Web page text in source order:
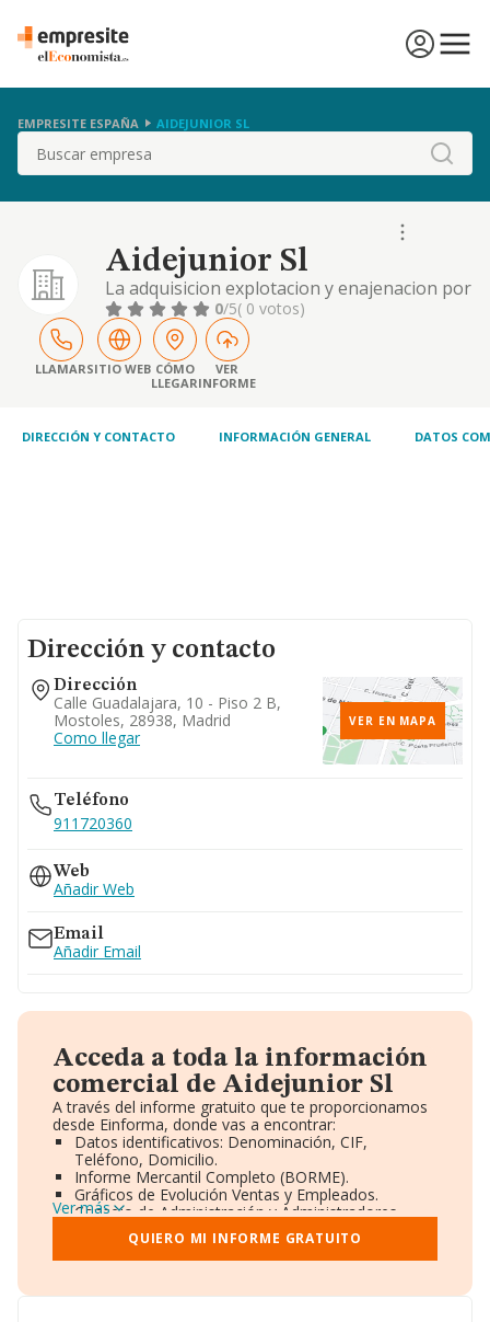
EMPRESITE ESPAÑA AIDEJUNIOR SL
Buscar
Aidejunior Sl
La adquisicion explotacion y enajenacion por
cualquier titulo de bienes inmuebles rusticos
y urbanos
0/5( 0 votos)
LLAMARSITIO WEB CÓMO
LLEGAR
VER
INFORME
DIRECCIÓN Y CONTACTO INFORMACIÓN GENERAL DATOS
Dirección y contacto
Dirección
Calle Guadalajara, 10 - Piso 2 B,
Mostoles, 28938, Madrid
Como llegar
VER EN MAPA
Teléfono
911720360
Web
Añadir Web
Email
Añadir Email
Acceda a toda la información
comercial de Aidejunior Sl
A través del informe gratuito que te proporcionamos
desde Einforma, donde vas a encontrar:
Datos identificativos: Denominación, CIF,
Teléfono, Domicilio.
Informe Mercantil Completo (BORME).
Gráficos de Evolución Ventas y Empleados.
Consejo de Administración y Administradores.
Directivos y Ejecutivos.
Accionistas.
Participaciones y Vinculaciones en otras empresas.
Información oficial y registral complementaria.
Ver más
QUIERO MI INFORME GRATUITO